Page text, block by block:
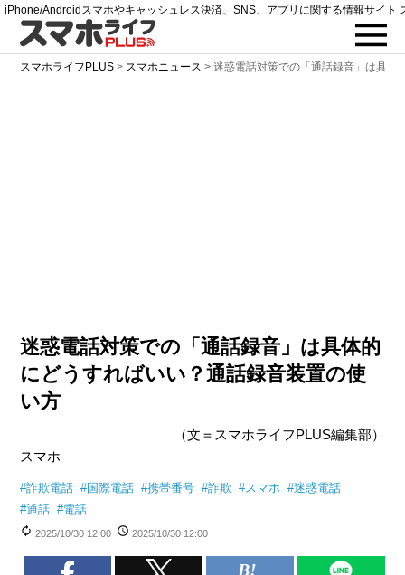
iPhone/Androidスマホやキャッシュレス決済、SNS、アプリに関する情報サイト
スマホライフPLUS > スマホニュース >迷惑電話対策での「通話録音」は具体
迷惑電話対策での「通話録音」は具体的
にどうすればいい？通話録音装置の使
い方
（文＝スマホライフPLUS編集部）
スマホ
#詐欺電話 #国際電話 #携帯番号 #詐欺 #スマホ #迷惑電話
#通話 #電話
2025/10/30 12:00 2025/10/30 12:00